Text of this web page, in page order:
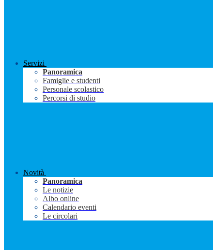
Servizi
Panoramica
Famiglie e studenti
Personale scolastico
Percorsi di studio
Novità
Panoramica
Le notizie
Albo online
Calendario eventi
Le circolari